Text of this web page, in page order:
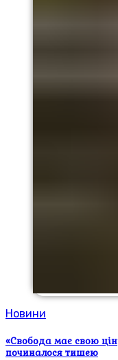
Новини
«Свобода має свою
починалося тишею